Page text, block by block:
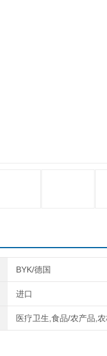
BYK/德国
进口
医疗卫生,食品/农产品,